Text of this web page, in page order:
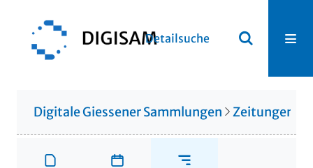
Detailsuche
Digitale Giessener Sammlungen Zeitungen